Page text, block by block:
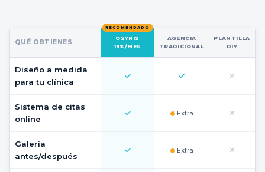
QUÉ OBTIENES
OSYRIS
19€/MES
AGENCIA
TRADICIONAL
PLANTILLA
DIY
Diseño a medida
para tu clínica
Sistema de citas
online
Extra
Galería
antes/después
Extra